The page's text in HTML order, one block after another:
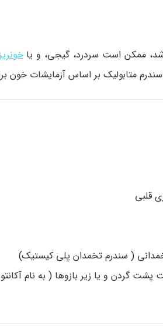
ممکن است سردرد، گیجی، و یا
سندرم متابولیک بر اساس آزمایشات
قلبی
( سندرم تخمدان پلی کیستیک)
پشت گردن و یا زیر بازوها ( به نام